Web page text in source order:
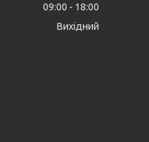
09:00
18:00
Вихідний